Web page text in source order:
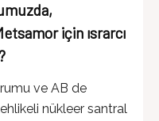
için ısrarcı
ve AB de
nükleer santral